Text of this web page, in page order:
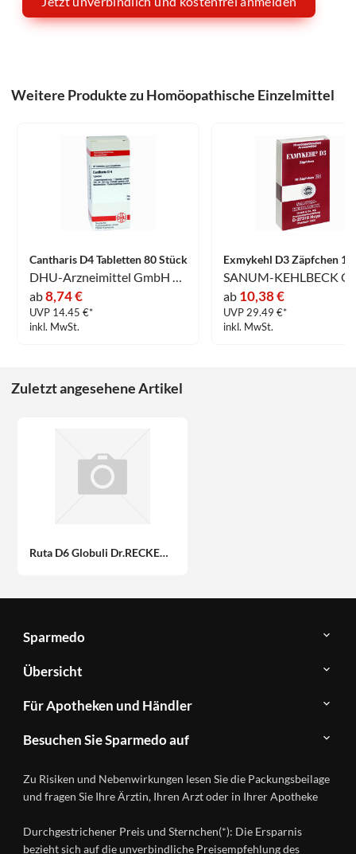
Weitere Produkte zu Homöopathische Einzelmittel
Cantharis D4 Tabletten 80 Stück
DHU-Arzneimittel GmbH & Co. KG
ab8,74 €
UVP 14.45 €*
inkl. MwSt.
ab 10,38 €
UVP 29.49 €*
inkl. MwSt.
Zuletzt angesehene Artikel
Ruta D6 Globuli Dr.RECKEWEG & Co. GmbH 10 g
Sparmedo
Über
Sparmedo
FAQ
Kontakt
Datenschutz
Nutzungsbedingungen
Übersicht
Herstellerverzeichnis
Produkte
A-
Ratgeber
Wirkstoffe
Gesundheitsmagazin
Für Apotheken und Händler
&
Händlerlogin
Besuchen Sie Sparmedo auf
Instagram
Zu Risiken und Nebenwirkungen lesen Sie die Packungsbeilage
und fragen Sie Ihre Ärztin, Ihren Arzt oder in Ihrer Apotheke
Durchgestrichener Preis und Sternchen(*): Die Ersparnis
bezieht sich auf die unverbindliche Preisempfehlung des